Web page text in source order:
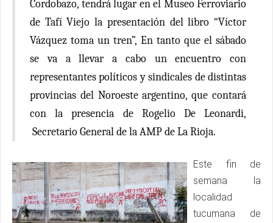
Cordobazo, tendrá lugar en el Museo Ferroviario
de Tafí Viejo la presentación del libro “Víctor
Vázquez toma un tren”, En tanto que el sábado
se va a llevar a cabo un encuentro con
representantes políticos y sindicales de distintas
provincias del Noroeste argentino, que contará
con la presencia de Rogelio De Leonardi,
Secretario General de la AMP de La Rioja.
Este fin de
semana la
localidad
tucumana de